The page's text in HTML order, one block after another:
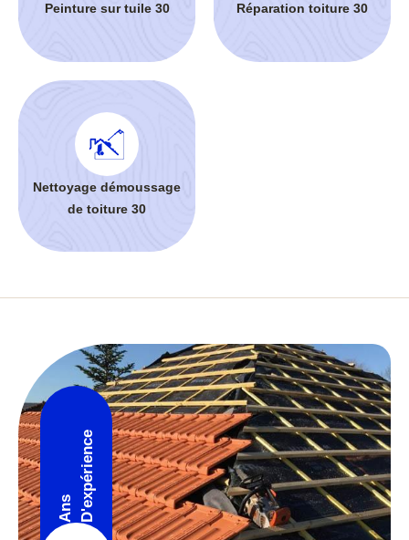
Peinture sur tuile 30 Réparation toiture 30
Nettoyage démoussage
de toiture 30
Ans D'expérience